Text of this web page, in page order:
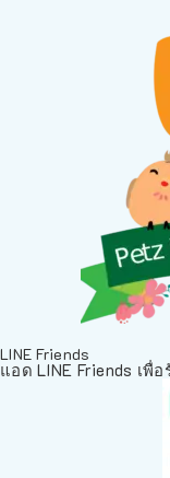
LINE Friends
แอด LINE Friends เพื่